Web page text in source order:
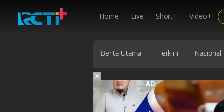
Home Live Short+ Video+
Berita Utama Terkini Nasional
X